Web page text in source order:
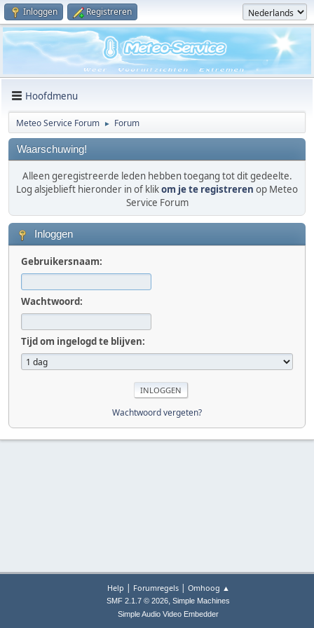
Inloggen Registreren
Hoofdmenu
Meteo Service Forum ► Forum
Waarschuwing!
Alleen geregistreerde leden hebben toegang tot dit gedeelte.
Log alsjeblieft hieronder in of klikom je te registreren op Meteo
Service Forum
Inloggen
Gebruikersnaam:
Wachtwoord:
Tijd om ingelogd te blijven:
Wachtwoord vergeten?
Help | Forumregels| Omhoog ▲
SMF 2.1.7 © 2026, Simple Machines
Simple Audio Video Embedder